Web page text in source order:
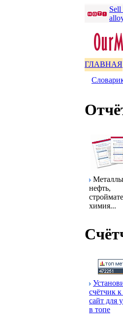
Sell
ГЛАВНАЯ
нефть,
химия...
счётчик к
сайт для
в топе